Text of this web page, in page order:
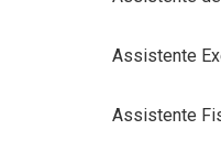
Assistente
Assistente